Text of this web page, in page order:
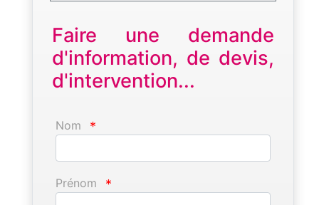
Faire une demande
d'information, de devis,
d'intervention...
Nom *
Prénom *